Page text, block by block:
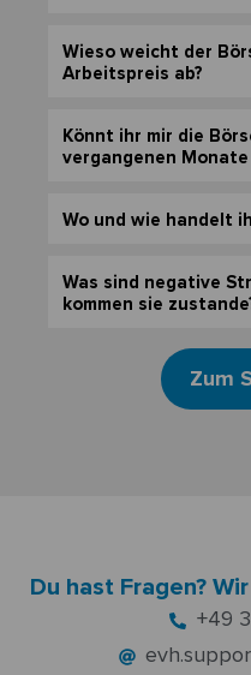
Wieso weicht der
Arbeitspreis ab?
Könnt ihr mir die
vergangenen
Wo und wie handelt
Was sind negative
kommen sie
Zum
Du hast Fragen?
+49